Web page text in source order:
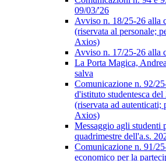
09/03/'26
Avviso n. 18/25-26 alla
(riservata al personale;
Axios)
Avviso n. 17/25-26 alla
La Porta Magica,
salva
Comunicazione n. 92/
d'istituto studentesca
(riservata ad autenticati;
Axios)
Messaggio agli studenti
quadrimestre dell'a.s.
Comunicazione n. 91/
economico per la